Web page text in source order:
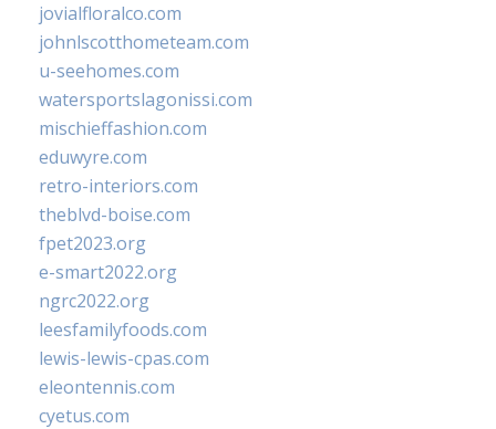
jovialfloralco.com
johnlscotthometeam.com
u-seehomes.com
watersportslagonissi.com
mischieffashion.com
eduwyre.com
retro-interiors.com
theblvd-boise.com
fpet2023.org
e-smart2022.org
ngrc2022.org
leesfamilyfoods.com
lewis-lewis-cpas.com
eleontennis.com
cyetus.com